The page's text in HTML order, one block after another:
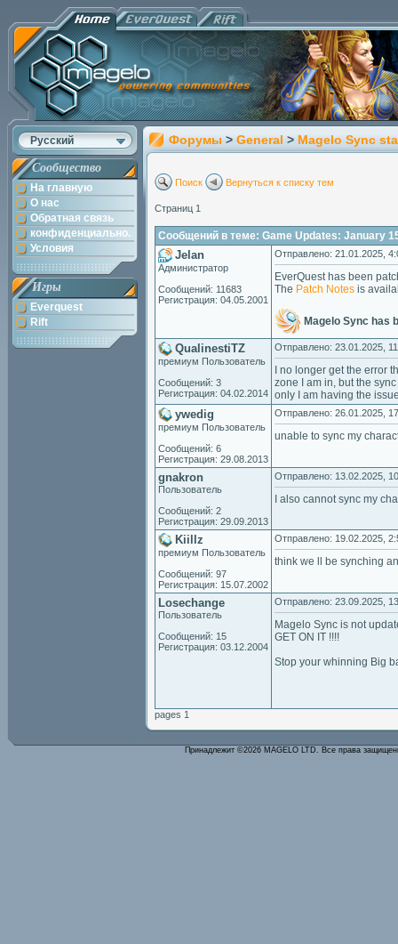
Русский
Сообщество
На главную
О нас
Обратная связь
конфиденциально.
Условия
Игры
Everquest
Rift
Форумы > General > Magelo Sync
Поиск Вернуться к списку тем
Страниц 1
Сообщений в теме: Game Updates: January
Jelan
Администратор
Сообщений: 11683
Регистрация: 04.05.2001
Отправлено: 21.01.2025,
EverQuest has been
The Patch Notes is
Magelo Sync has
QualinestiTZ
премиум Пользователь
Сообщений: 3
Регистрация: 04.02.2014
Отправлено: 23.01.2025,
I no longer get the error
zone I am in, but the
only I am having the
ywedig
премиум Пользователь
Сообщений: 6
Регистрация: 29.08.2013
Отправлено: 26.01.2025,
unable to sync my
gnakron
Пользователь
Сообщений: 2
Регистрация: 29.09.2013
Отправлено: 13.02.2025,
I also cannot sync my
Kiillz
премиум Пользователь
Сообщений: 97
Регистрация: 15.07.2002
Отправлено: 19.02.2025,
think we ll be synching
Losechange
Пользователь
Сообщений: 15
Регистрация: 03.12.2004
Отправлено: 23.09.2025,
Magelo Sync is not
GET ON IT !!!!
Stop your whinning Big
pages 1
Принадлежит ©2026 MAGELO LTD. Все права